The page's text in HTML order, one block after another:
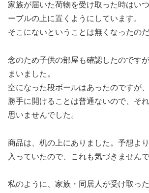
家族が届いた荷物を受け取った時はい
ーブルの上に置くようにしています。
そこにないということは無くなったの
念のため子供の部屋も確認したのです
まいました。
空になった段ボールはあったのですが
勝手に開けることは普通ないので、そ
思いませんでした。
商品は、机の上にありました。予想よ
入っていたので、これも気づきませんで
私のように、家族・同居人が受け取っ